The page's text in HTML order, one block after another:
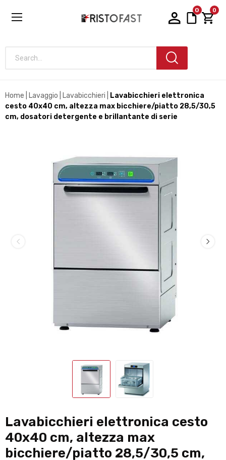
0 0
Search...
Home Lavaggio Lavabicchieri
Lavabicchieri elettronica
cesto 40x40 cm, altezza max bicchiere/piatto 28,5/30,5
cm, dosatori detergente e brillantante di serie
Lavabicchieri elettronica cesto
40x40 cm, altezza max
bicchiere/piatto 28,5/30,5 cm,